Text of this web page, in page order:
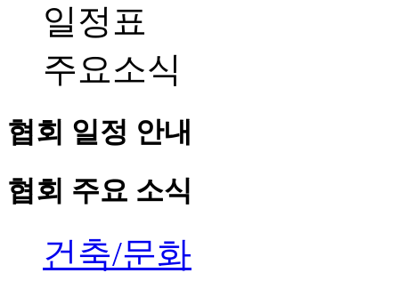
일정표
주요소식
협회 일정 안내
협회 주요 소식
건축/문화